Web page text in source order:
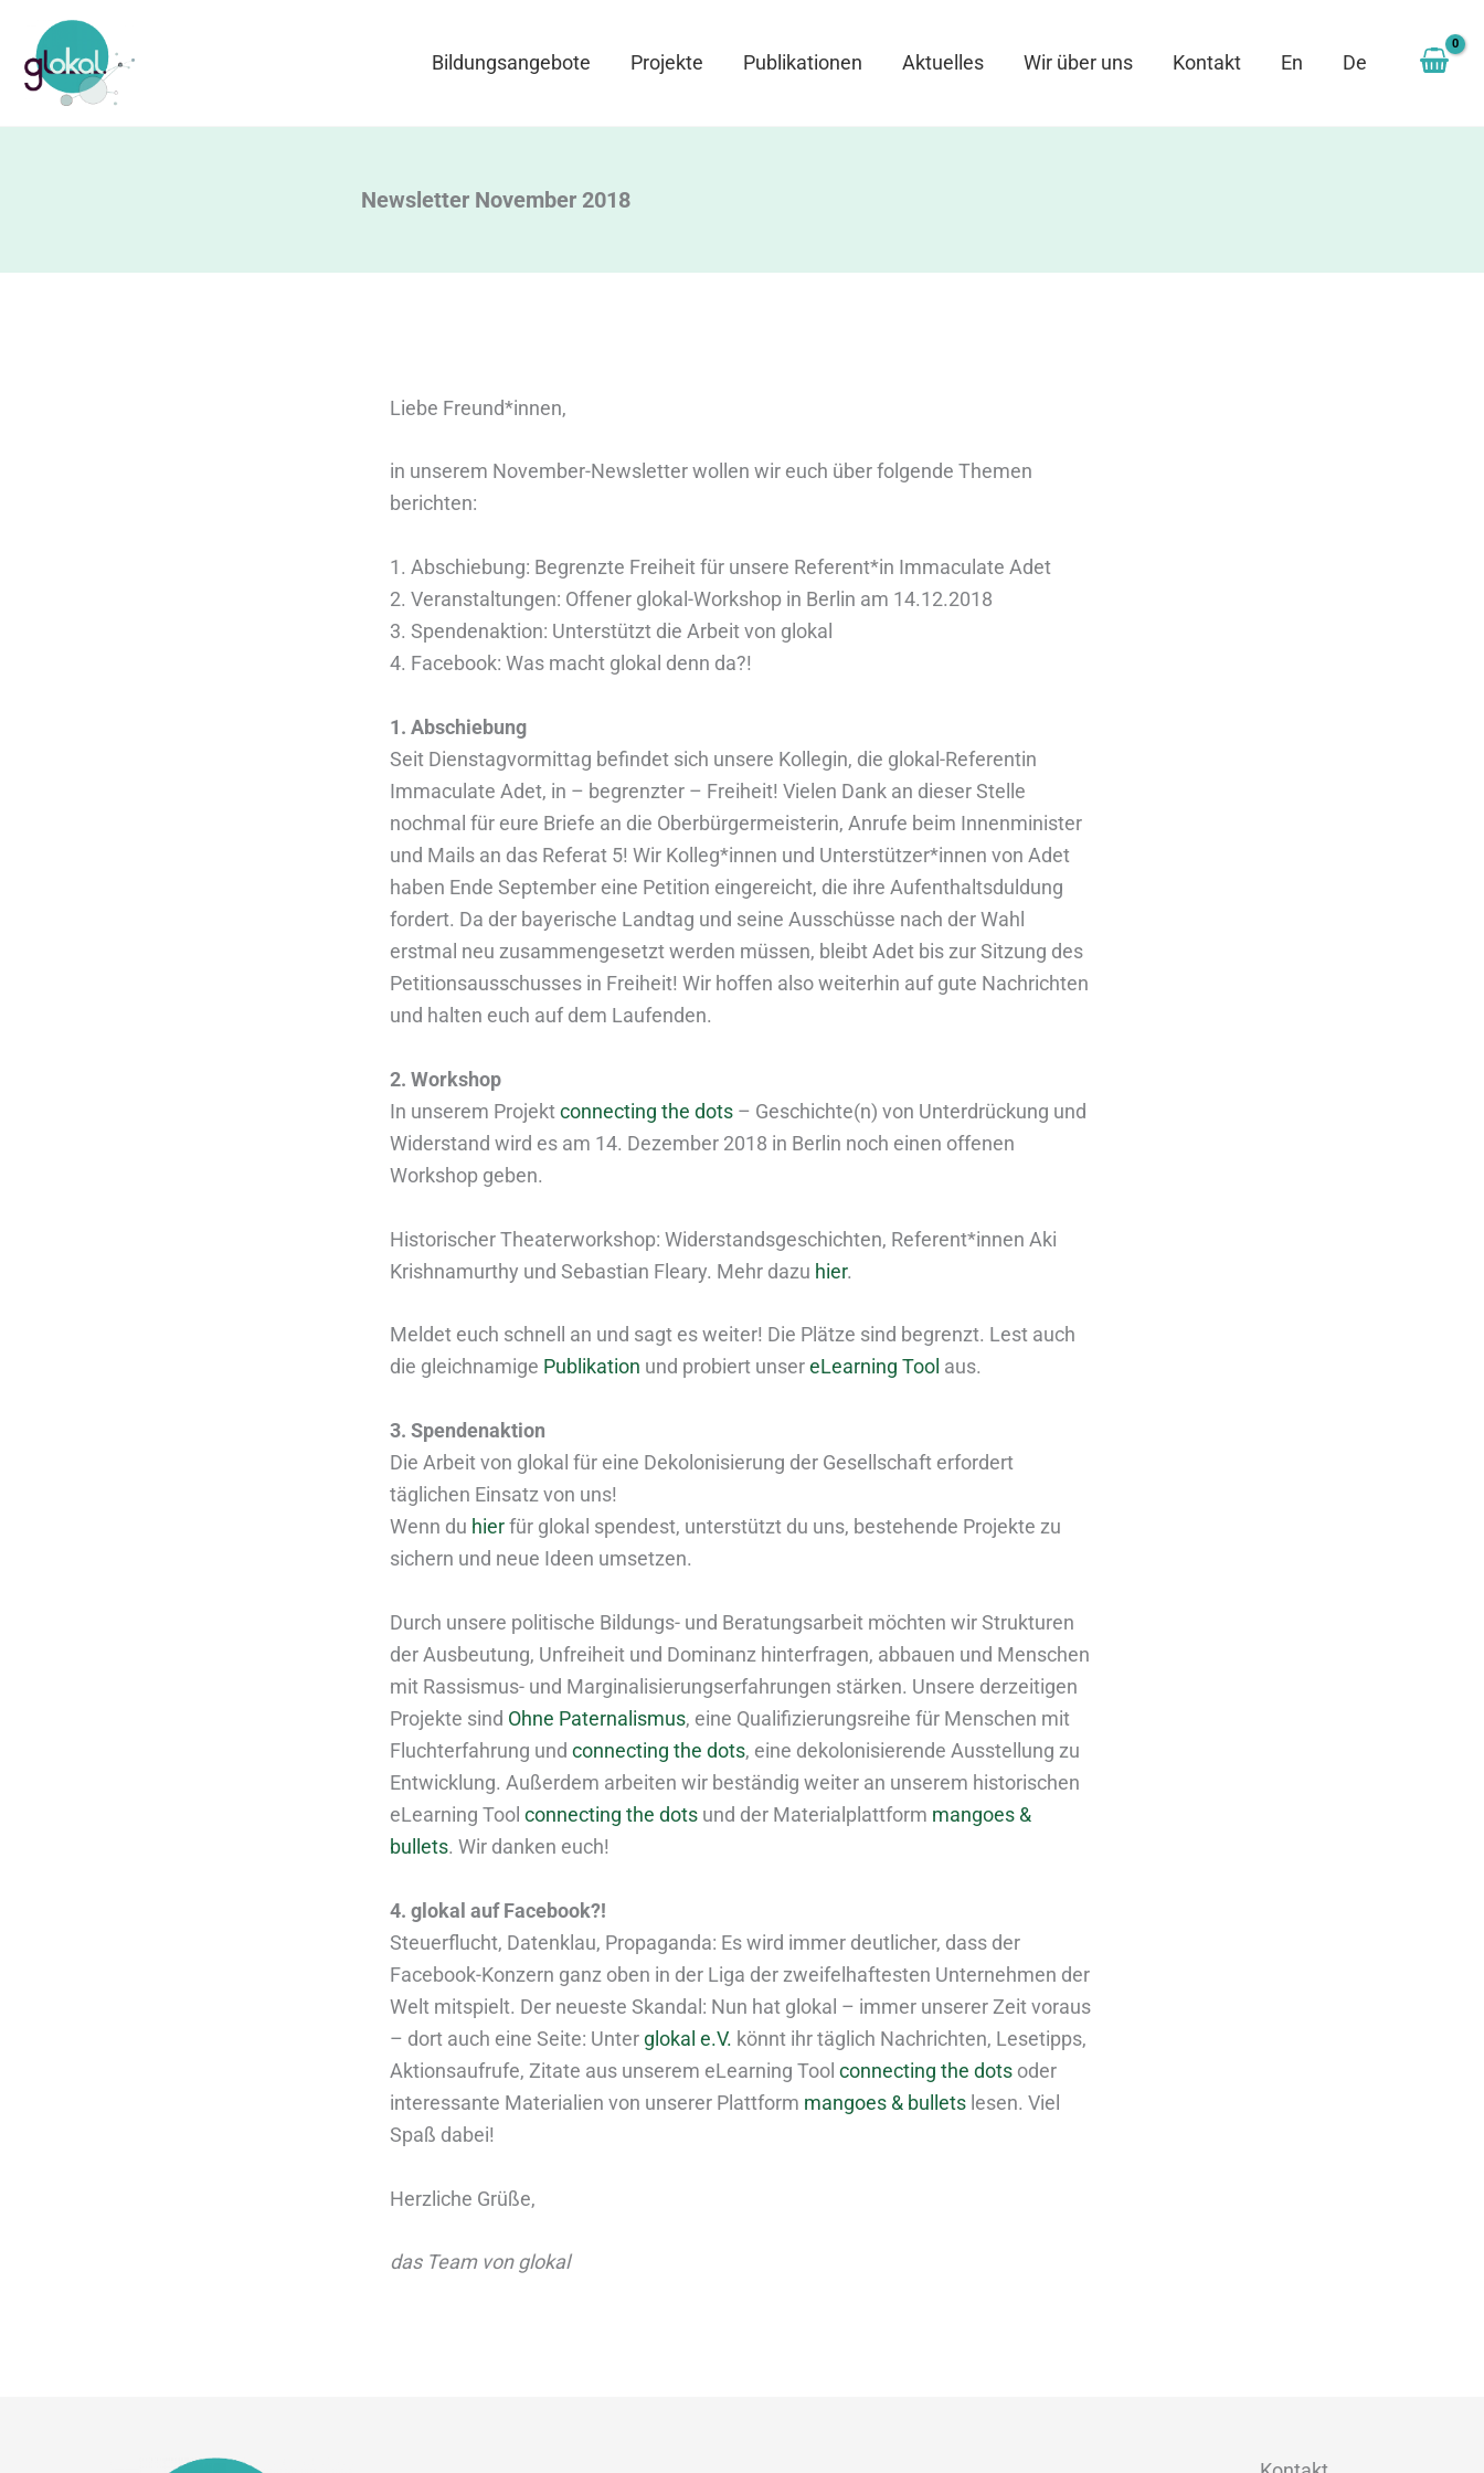
Inhalt
springen
Bildungsangebote Projekte Publikationen Aktuelles Wir über uns Kontakt En De
Newsletter November 2018
Liebe Freund*innen,
in unserem November-Newsletter wollen wir euch über folgende Themen
berichten:
1. Abschiebung: Begrenzte Freiheit für unsere Referent*in Immaculate Adet
2. Veranstaltungen: Offener glokal-Workshop in Berlin am 14.12.2018
3. Spendenaktion: Unterstützt die Arbeit von glokal
4. Facebook: Was macht glokal denn da?!
1. Abschiebung
Seit Dienstagvormittag befindet sich unsere Kollegin, die glokal-Referentin
Immaculate Adet, in – begrenzter – Freiheit! Vielen Dank an dieser Stelle
nochmal für eure Briefe an die Oberbürgermeisterin, Anrufe beim Innenminister
und Mails an das Referat 5! Wir Kolleg*innen und Unterstützer*innen von Adet
haben Ende September eine Petition eingereicht, die ihre Aufenthaltsduldung
fordert. Da der bayerische Landtag und seine Ausschüsse nach der Wahl
erstmal neu zusammengesetzt werden müssen, bleibt Adet bis zur Sitzung des
Petitionsausschusses in Freiheit! Wir hoffen also weiterhin auf gute Nachrichten
und halten euch auf dem Laufenden.
2. Workshop
In unserem Projektconnecting the dots – Geschichte(n) von Unterdrückung und
Widerstand wird es am 14. Dezember 2018 in Berlin noch einen offenen
Workshop geben.
Historischer Theaterworkshop: Widerstandsgeschichten, Referent*innen Aki
Krishnamurthy und Sebastian Fleary. Mehr dazu hier.
Meldet euch schnell an und sagt es weiter! Die Plätze sind begrenzt. Lest auch
die gleichnamige Publikation und probiert unsereLearning Tool aus.
3. Spendenaktion
Die Arbeit von glokal für eine Dekolonisierung der Gesellschaft erfordert
täglichen Einsatz von uns!
Wenn du hierfür glokal spendest, unterstützt du uns, bestehende Projekte zu
sichern und neue Ideen umsetzen.
Durch unsere politische Bildungs- und Beratungsarbeit möchten wir Strukturen
der Ausbeutung, Unfreiheit und Dominanz hinterfragen, abbauen und Menschen
mit Rassismus- und Marginalisierungserfahrungen stärken. Unsere derzeitigen
Projekte sind Ohne Paternalismus, eine Qualifizierungsreihe für Menschen mit
Fluchterfahrung und connecting the dots, eine dekolonisierende Ausstellung zu
Entwicklung. Außerdem arbeiten wir beständig weiter an unserem historischen
eLearning Tool connecting the dots und der Materialplattform mangoes &
bullets. Wir danken euch!
4. glokal auf Facebook?!
Steuerflucht, Datenklau, Propaganda: Es wird immer deutlicher, dass der
Facebook-Konzern ganz oben in der Liga der zweifelhaftesten Unternehmen der
Welt mitspielt. Der neueste Skandal: Nun hat glokal – immer unserer Zeit voraus
– dort auch eine Seite: Unter glokal e.V. könnt ihr täglich Nachrichten, Lesetipps,
Aktionsaufrufe, Zitate aus unserem eLearning Tool connecting the dots oder
interessante Materialien von unserer Plattform mangoes & bullets lesen. Viel
Spaß dabei!
Herzliche Grüße,
das Team von glokal